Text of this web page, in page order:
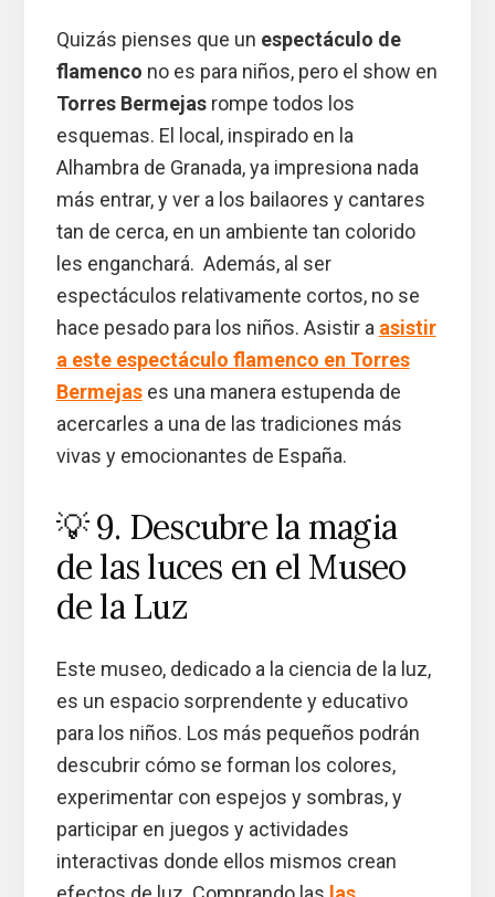
Quizás pienses que un espectáculo de
flamenco no es para niños, pero el show en
Torres Bermejasrompe todos los
esquemas. El local, inspirado en la
Alhambra de Granada, ya impresiona nada
más entrar, y ver a los bailaores y cantares
tan de cerca, en un ambiente tan colorido
les enganchará. Además, al ser
espectáculos relativamente cortos, no se
hace pesado para los niños. Asistir a asistir
a este espectáculo flamenco en Torres
Bermejases una manera estupenda de
acercarles a una de las tradiciones más
vivas y emocionantes de España.
💡 9. Descubre la magia
de las luces en el Museo
de la Luz
Este museo, dedicado a la ciencia de la luz,
es un espacio sorprendente y educativo
para los niños. Los más pequeños podrán
descubrir cómo se forman los colores,
experimentar con espejos y sombras, y
participar en juegos y actividades
interactivas donde ellos mismos crean